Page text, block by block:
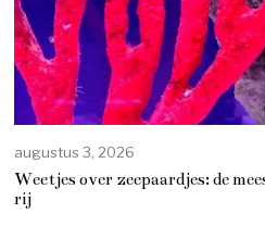
augustus 3, 2026
Weetjes over zeepaardjes: de
rij